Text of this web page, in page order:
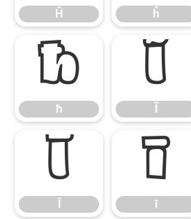
Ĥ ĥ
ħ
ħ
Ĩ
Ī ī
ī